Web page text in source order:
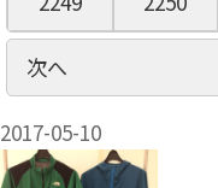
次へ
2017-05-10